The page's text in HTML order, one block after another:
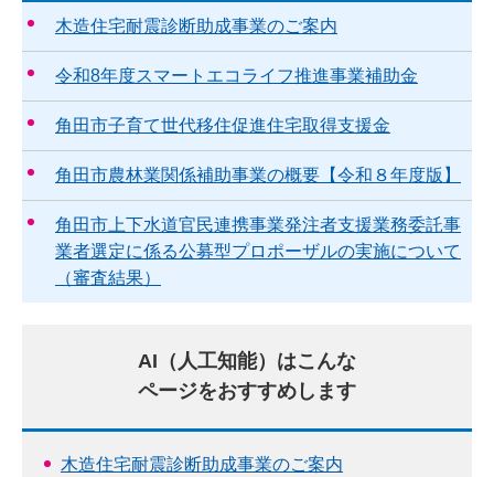
木造住宅耐震診断助成事業のご案内
令和8年度スマートエコライフ推進事業補助金
角田市子育て世代移住促進住宅取得支援金
角田市農林業関係補助事業の概要【令和８年度版】
角田市上下水道官民連携事業発注者支援業務委託事
業者選定に係る公募型プロポーザルの実施について
（審査結果）
AI（人工知能）はこんな
ページをおすすめします
木造住宅耐震診断助成事業のご案内